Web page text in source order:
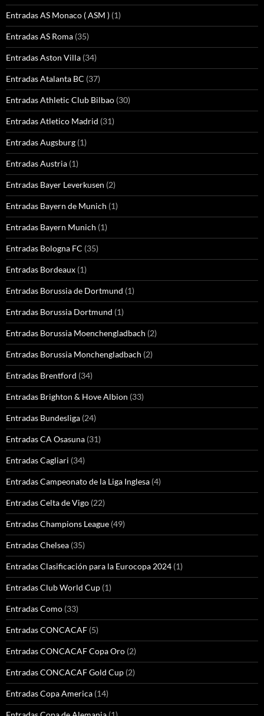
Entradas AS Monaco ( ASM ) (1)
Entradas AS Roma (35)
Entradas Aston Villa (34)
Entradas Atalanta BC (37)
Entradas Athletic Club Bilbao (30)
Entradas Atletico Madrid (31)
Entradas Augsburg (1)
Entradas Austria (1)
Entradas Bayer Leverkusen (2)
Entradas Bayern de Munich (1)
Entradas Bayern Munich (1)
Entradas Bologna FC (35)
Entradas Bordeaux (1)
Entradas Borussia de Dortmund (1)
Entradas Borussia Dortmund (1)
Entradas Borussia Moenchengladbach (2)
Entradas Borussia Monchengladbach (2)
Entradas Brentford (34)
Entradas Brighton & Hove Albion (33)
Entradas Bundesliga (24)
Entradas CA Osasuna (31)
Entradas Cagliari (34)
Entradas Campeonato de la Liga Inglesa (4)
Entradas Celta de Vigo (22)
Entradas Champions League (49)
Entradas Chelsea (35)
Entradas Clasificación para la Eurocopa 2024 (1)
Entradas Club World Cup (1)
Entradas Como (33)
Entradas CONCACAF (5)
Entradas CONCACAF Copa Oro (2)
Entradas CONCACAF Gold Cup (2)
Entradas Copa America (14)